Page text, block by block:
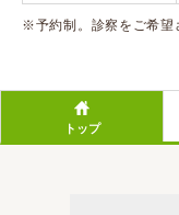
※予約制。診察をご希望
トップ